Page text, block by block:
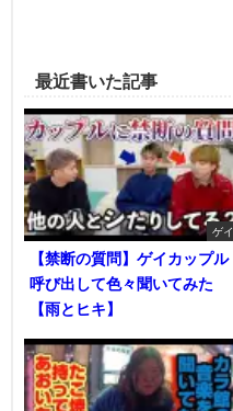
最近書いた記事
ゲイ
【禁断の質問】ゲイカップル
呼び出して色々聞いてみた
【雨とヒキ】